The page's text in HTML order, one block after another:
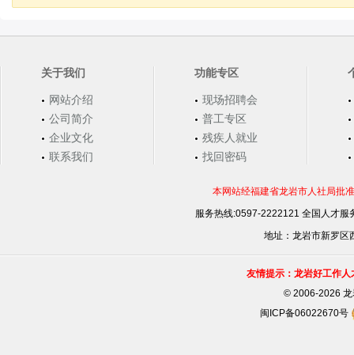
关于我们
网站介绍
公司简介
企业文化
联系我们
功能专区
现场招聘会
普工专区
残疾人就业
找回密码
本网站经福建省龙岩市人社局批
服务热线:0597-2222121 全国人才
地址：龙岩市新罗区
友情提示：龙岩好工作
©2006-2026 龙
闽ICP备06022670号